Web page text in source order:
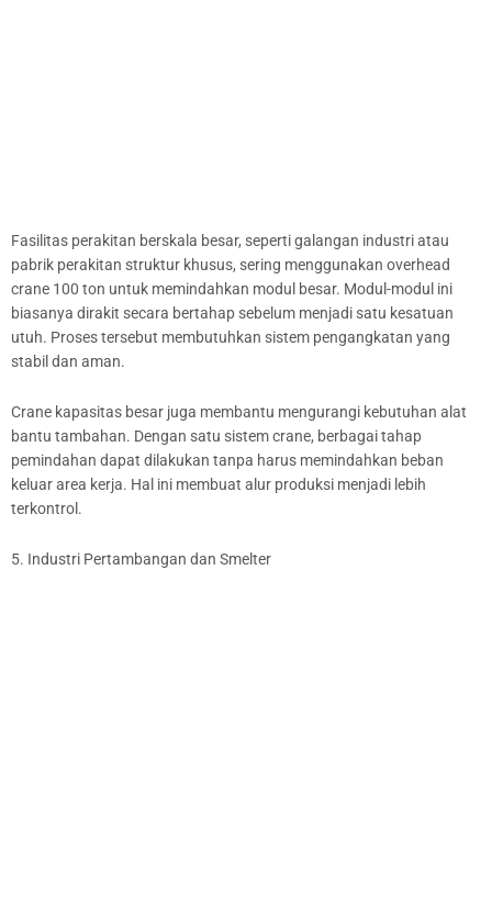
Fasilitas perakitan berskala besar, seperti galangan industri atau
pabrik perakitan struktur khusus, sering menggunakan overhead
crane 100 ton untuk memindahkan modul besar. Modul-modul ini
biasanya dirakit secara bertahap sebelum menjadi satu kesatuan
utuh. Proses tersebut membutuhkan sistem pengangkatan yang
stabil dan aman.
Crane kapasitas besar juga membantu mengurangi kebutuhan alat
bantu tambahan. Dengan satu sistem crane, berbagai tahap
pemindahan dapat dilakukan tanpa harus memindahkan beban
keluar area kerja. Hal ini membuat alur produksi menjadi lebih
terkontrol.
5. Industri Pertambangan dan Smelter